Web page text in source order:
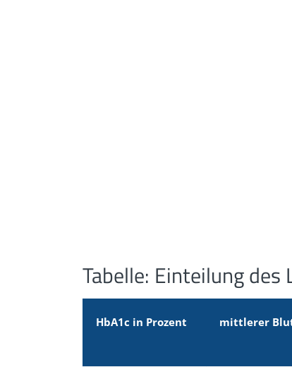
Tabelle: Einteilung
HbA1c in Prozent mittlerer